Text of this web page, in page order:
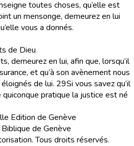
toutes choses, qu’elle est
un mensonge, demeurez en lui
vous a donnés.
de Dieu
demeurez en lui, afin que, lorsqu’il
et qu’à son avènement nous
de lui. 29Si vous savez qu’il
pratique la justice est né
Edition de Genève
de Genève
Tous droits réservés.